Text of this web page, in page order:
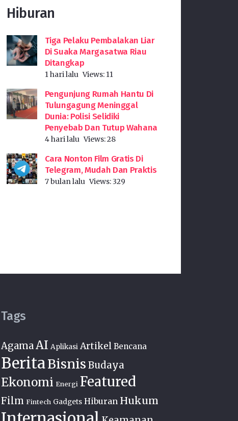
Hiburan
Tiga Pelaku Pembalakan Liar
Di Suaka Margasatwa Riau
Ditangkap
1 hari lalu Views: 11
Pengunjung Rumah Hantu Di
Tulungagung Meninggal
Dunia: Polisi Selidiki
Penyebab Dan Tutup Wahana
4 hari lalu Views:28
Cara Nonton Film Gratis Di
Telegram, Mudah Dan Praktis
7 bulan lalu Views:329
Tags
AgamaAI Aplikasi Artikel Bencana
BeritaBisnis Budaya
Ekonomi Energi Featured
Film Fintech Gadgets Hiburan Hukum